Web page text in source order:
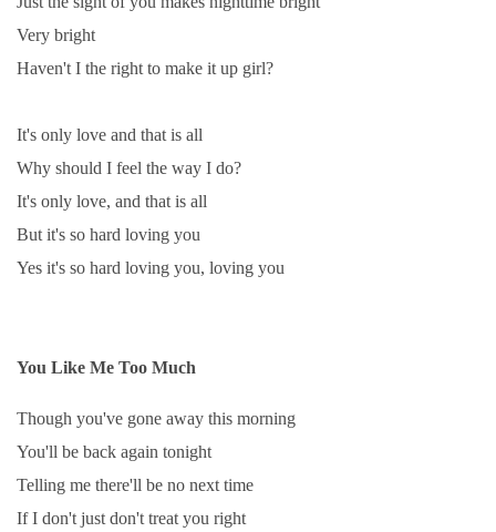
Very bright
Haven't I the right to make it up girl?
It's only love and that is all
Why should I feel the way I do?
It's only love, and that is all
But it's so hard loving you
Yes it's so hard loving you, loving you
You Like Me Too Much
Though you've gone away this morning
You'll be back again tonight
Telling me there'll be no next time
If I don't just don't treat you right